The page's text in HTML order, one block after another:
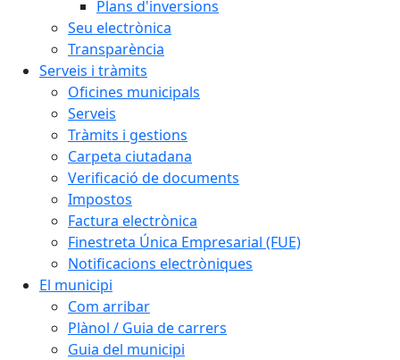
Plans d'inversions
Seu electrònica
Transparència
Serveis i tràmits
Oficines municipals
Serveis
Tràmits i gestions
Carpeta ciutadana
Verificació de documents
Impostos
Factura electrònica
Finestreta Única Empresarial (FUE)
Notificacions electròniques
El municipi
Com arribar
Plànol / Guia de carrers
Guia del municipi